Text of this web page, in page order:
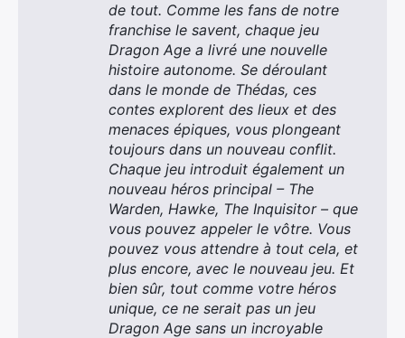
de tout. Comme les fans de notre
franchise le savent, chaque jeu
Dragon Age a livré une nouvelle
histoire autonome. Se déroulant
dans le monde de Thédas, ces
contes explorent des lieux et des
menaces épiques, vous plongeant
toujours dans un nouveau conflit.
Chaque jeu introduit également un
nouveau héros principal – The
Warden, Hawke, The Inquisitor – que
vous pouvez appeler le vôtre. Vous
pouvez vous attendre à tout cela, et
plus encore, avec le nouveau jeu. Et
bien sûr, tout comme votre héros
unique, ce ne serait pas un jeu
Dragon Age sans un incroyable